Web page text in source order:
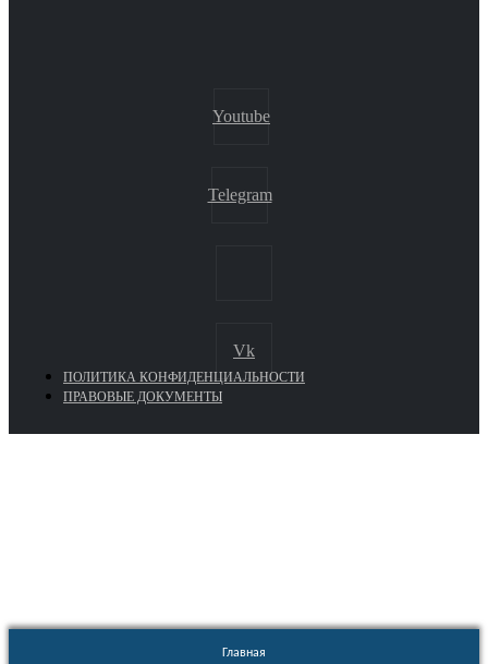
Youtube
Telegram
Vk
ПОЛИТИКА КОНФИДЕНЦИАЛЬНОСТИ
ПРАВОВЫЕ ДОКУМЕНТЫ
Главная